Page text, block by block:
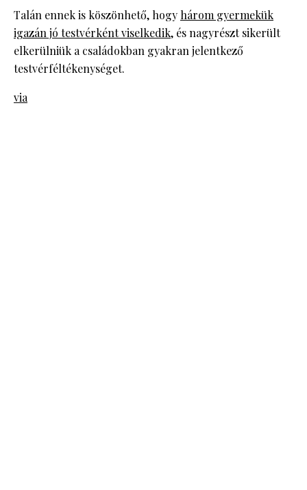
Talán ennek is köszönhető, hogy három gyermekük
igazán jó testvérként viselkedik, és nagyrészt sikerült
elkerülniük a családokban gyakran jelentkező
testvérféltékenységet.
via